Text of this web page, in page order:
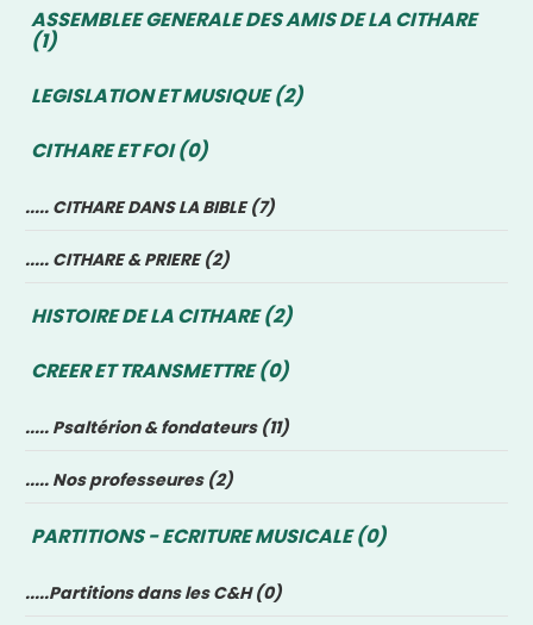
ASSEMBLEE GENERALE DES AMIS DE LA CITHARE
(1)
LEGISLATION ET MUSIQUE (2)
CITHARE ET FOI (0)
..... CITHARE DANS LA BIBLE (7)
..... CITHARE & PRIERE (2)
HISTOIRE DE LA CITHARE (2)
CREER ET TRANSMETTRE (0)
..... Psaltérion & fondateurs (11)
..... Nos professeures (2)
PARTITIONS - ECRITURE MUSICALE (0)
.....Partitions dans les C&H (0)